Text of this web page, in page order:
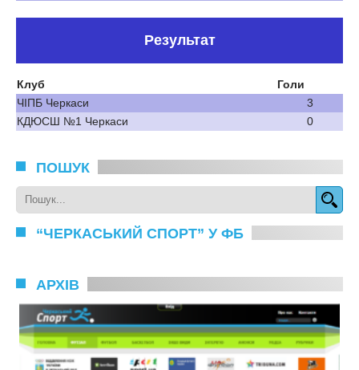
Результат
Клуб
Голи
ЧІПБ Черкаси
3
КДЮСШ №1 Черкаси
0
ПОШУК
“ЧЕРКАСЬКИЙ СПОРТ” У ФБ
АРХІВ